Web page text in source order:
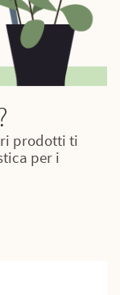
prodotti ti
per i